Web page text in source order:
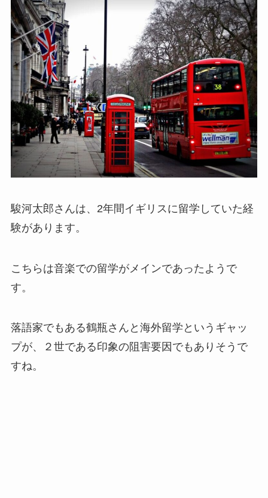
駿河太郎さんは、2年間イギリスに留学していた経
験があります。
こちらは音楽での留学がメインであったようで
す。
落語家でもある鶴瓶さんと海外留学というギャッ
プが、２世である印象の阻害要因でもありそうで
すね。